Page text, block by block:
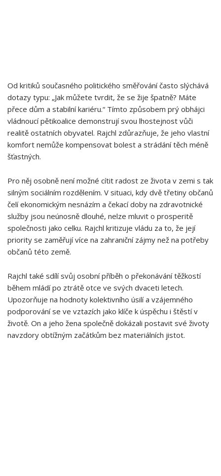
Od kritiků současného politického směřování často slýchává
dotazy typu: „Jak můžete tvrdit,⁣ že se žije špatně? Máte
přece dům a ⁣stabilní kariéru.“ Tímto ‌způsobem prý⁣ obhájci
vládnoucí ⁢pětikoalice demonstrují svou lhostejnost vůči
realitě ostatních obyvatel. Rajchl zdůrazňuje, že jeho vlastní‍
komfort nemůže kompensovat bolest a strádání⁢ těch méně
šťastných.
Pro něj osobně není možné cítit radost ze života v zemi s tak
silným sociálním rozdělením. V situaci, kdy⁢ dvě třetiny občanů
čelí ⁤ekonomickým ‍nesnázím a čekací doby⁣ na zdravotnické
služby jsou neúnosně‌ dlouhé, nelze mluvit o prosperitě
společnosti jako celku. Rajchl kritizuje vládu za to, že její⁢
priority se zaměřují více na zahraniční zájmy než na⁣ potřeby
občanů této země.
Rajchl ‌také sdílí⁣ svůj osobní příběh ‌o překonávání těžkostí
během mládí po ztrátě ⁤otce ve svých dvaceti letech.
Upozorňuje na hodnoty kolektivního úsilí a vzájemného‍
podporování⁢ se ve vztazích jako klíče ‍k úspěchu i štěstí v
životě. On a⁤ jeho žena společně dokázali postavit své životy
navzdory ‌obtížným začátkům bez materiálních jistot.